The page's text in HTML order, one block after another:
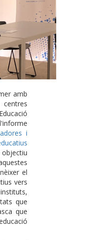
amb
i
el
vers
que
que